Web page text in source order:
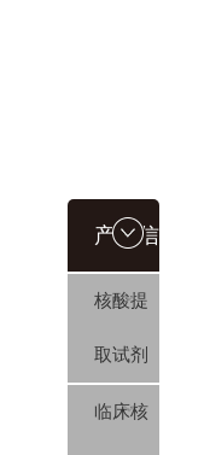
产品信
息
核酸提
取试剂
临床核